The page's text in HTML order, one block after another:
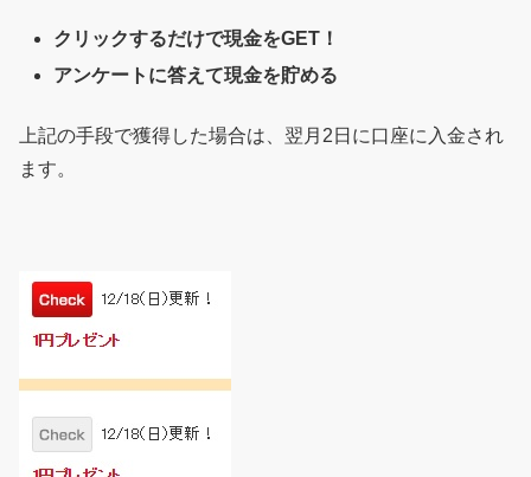
クリックするだけで現金をGET！
アンケートに答えて現金を貯める
上記の手段で獲得した場合は、翌月2日に口座に入金され
ます。